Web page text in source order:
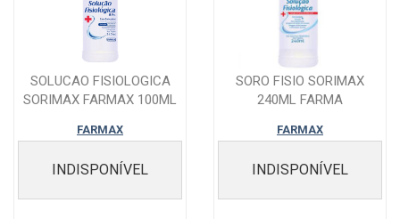
SOLUCAO FISIOLOGICA
SORIMAX FARMAX 100ML
FARMAX
INDISPONÍVEL
SORO FISIO SORIMAX
240ML FARMA
FARMAX
INDISPONÍVEL